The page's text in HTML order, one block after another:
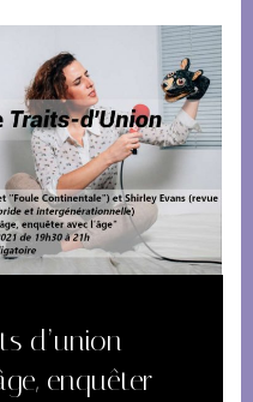
d’union –
enquêter